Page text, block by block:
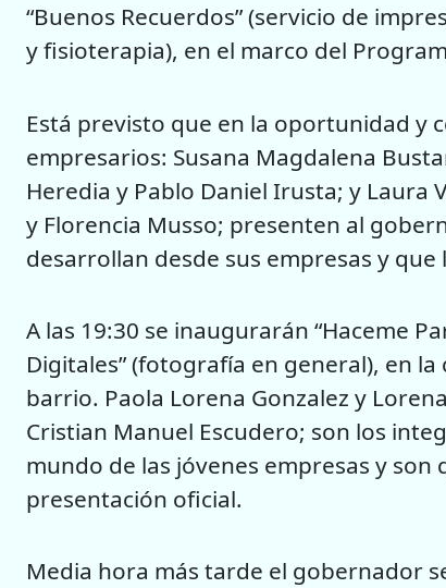
“Buenos Recuerdos” (servicio de
y fisioterapia), en el marco del
Está previsto que en la oportunidad y
empresarios: Susana Magdalena
Heredia y Pablo Daniel Irusta; y Laura
y Florencia Musso; presenten al
desarrollan desde sus empresas y
A las 19:30 se inaugurarán “Haceme
Digitales” (fotografía en general), en
barrio. Paola Lorena Gonzalez y
Cristian Manuel Escudero; son los
mundo de las jóvenes empresas y
presentación oficial.
Media hora más tarde el gobernador